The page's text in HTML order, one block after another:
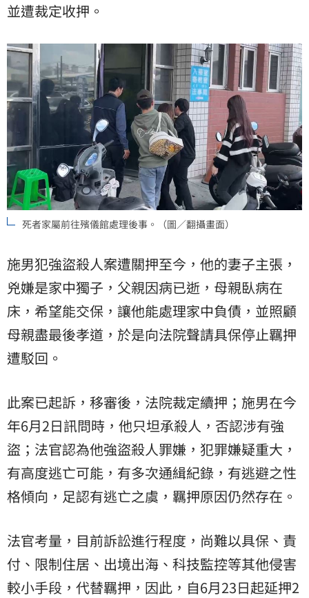
並遭裁定收押。
死者家屬前往殯儀館處理後事。（圖／翻攝畫面）
施男犯強盜殺人案遭關押至今，他的妻子主張，
兇嫌是家中獨子，父親因病已逝，母親臥病在
床，希望能交保，讓他能處理家中負債，並照顧
母親盡最後孝道，於是向法院聲請具保停止羈押
遭駁回。
此案已起訴，移審後，法院裁定續押；施男在今
年6月2日訊問時，他只坦承殺人，否認涉有強
盜；法官認為他強盜殺人罪嫌，犯罪嫌疑重大，
有高度逃亡可能，有多次通緝紀錄，有逃避之性
格傾向，足認有逃亡之虞，羈押原因仍然存在。
法官考量，目前訴訟進行程度，尚難以具保、責
付、限制住居、出境出海、科技監控等其他侵害
較小手段，代替羈押，因此，自6月23日起延押2